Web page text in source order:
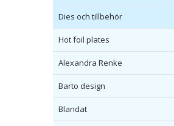
Dies och tillbehör
Hot foil plates
Alexandra Renke
Barto design
Blandat